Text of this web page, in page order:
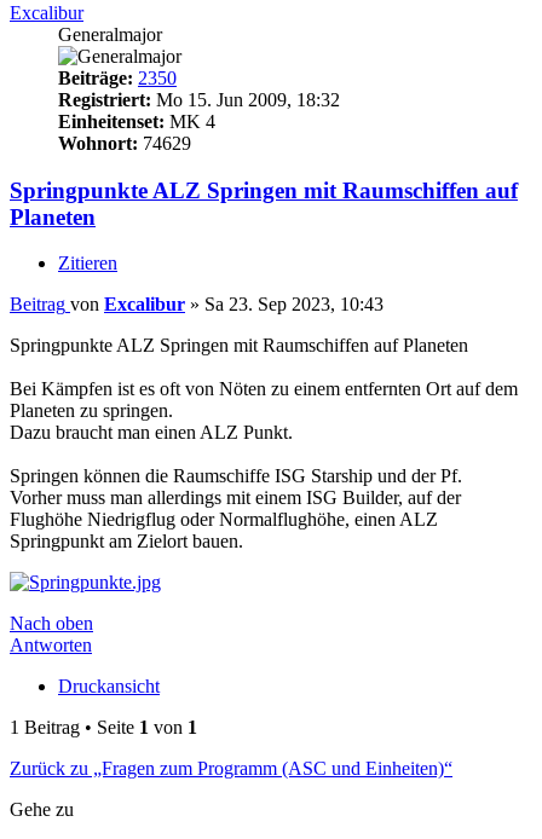
Excalibur
Generalmajor
Beiträge: 2350
Registriert: Mo 15. Jun 2009, 18:32
Einheitenset: MK 4
Wohnort: 74629
Springpunkte ALZ Springen mit Raumschiffen auf
Planeten
Zitieren
Beitrag von Excalibur » Sa 23. Sep 2023, 10:43
Springpunkte ALZ Springen mit Raumschiffen auf Planeten
Bei Kämpfen ist es oft von Nöten zu einem entfernten Ort auf dem
Planeten zu springen.
Dazu braucht man einen ALZ Punkt.
Springen können die Raumschiffe ISG Starship und der Pf.
Vorher muss man allerdings mit einem ISG Builder, auf der
Flughöhe Niedrigflug oder Normalflughöhe, einen ALZ
Springpunkt am Zielort bauen.
Nach oben
Antworten
Druckansicht
1 Beitrag • Seite 1 von 1
Zurück zu „Fragen zum Programm (ASC und Einheiten)“
Gehe zu